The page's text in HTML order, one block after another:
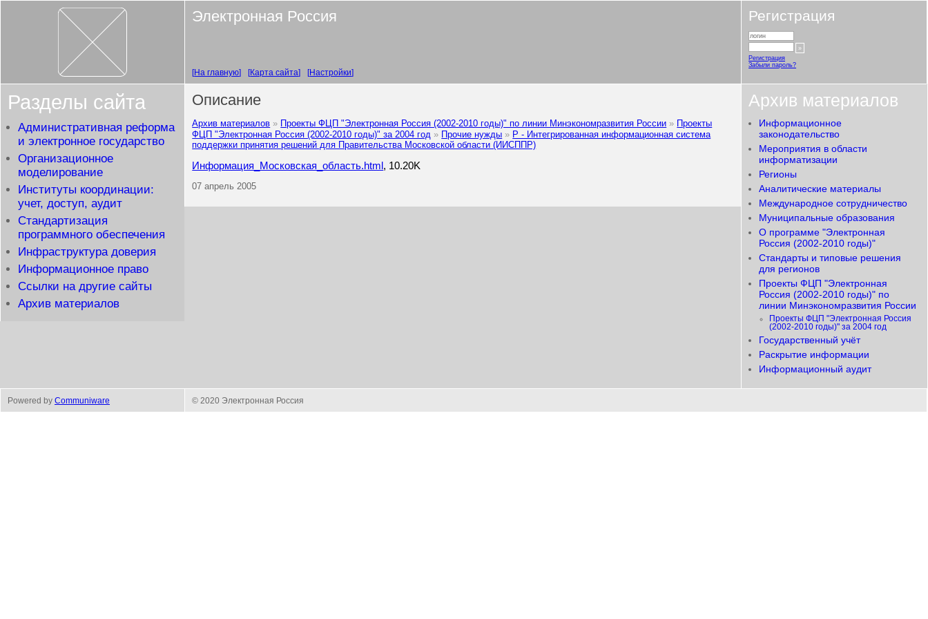
Электронная Россия
На главную Карта сайта Настройки
Регистрация
Регистрация
Забыли пароль?
Разделы сайта
Административная реформа
и электронное государство
Организационное
моделирование
Институты координации:
учет, доступ, аудит
Стандартизация
программного обеспечения
Инфраструктура доверия
Информационное право
Ссылки на другие сайты
Архив материалов
Описание
Архив материалов Проекты ФЦП "Электронная Россия (2002-2010 годы)" по линии Минэкономразвития России
Проекты
ФЦП "Электронная Россия (2002-2010 годы)" за 2004 год
Прочие нужды
Р - Интегрированная информационная система
поддержки принятия решений для Правительства Московской области (ИИСППР)
Информация_Московская_область.html , 10.20K
07 апрель 2005
Архив материалов
Информационное
законодательство
Мероприятия в области
информатизации
Регионы
Аналитические материалы
Международное сотрудничество
Муниципальные образования
О программе "Электронная
Россия (2002-2010 годы)"
Стандарты и типовые решения
для регионов
Проекты ФЦП "Электронная
Россия (2002-2010 годы)" по
линии Минэкономразвития России
Проекты ФЦП "Электронная Россия
(2002-2010 годы)" за 2004 год
Государственный учёт
Раскрытие информации
Информационный аудит
Powered by Communiware © 2020 Электронная Россия